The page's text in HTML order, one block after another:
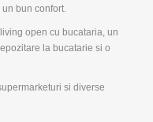
bun confort.
open cu bucataria, un
la bucatarie si o
si diverse